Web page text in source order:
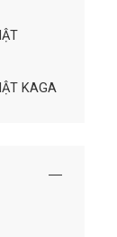
KAGA